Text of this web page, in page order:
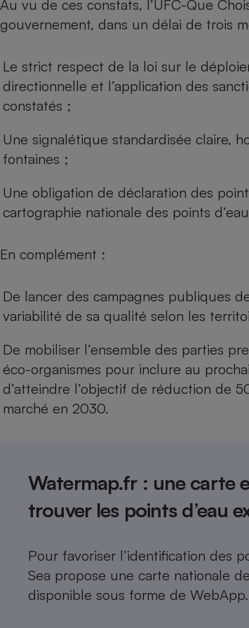
Au vu de ces constats, l’UFC-Que
gouvernement, dans un délai de trois
Le strict respect de la loi sur le
directionnelle et l’application des
constatés ;
Une signalétique standardisée claire,
fontaines ;
Une obligation de déclaration des
cartographie nationale des points
En complément :
De lancer des campagnes publiques
variabilité de sa qualité selon les
De mobiliser l’ensemble des parties
éco-organismes pour inclure au
d’atteindre l’objectif de réduction de
marché en 2030.​​​​​
Watermap.fr : une carte
trouver les points d’eau
Pour favoriser l’identification des
Sea propose une carte nationale
disponible sous forme de WebApp.